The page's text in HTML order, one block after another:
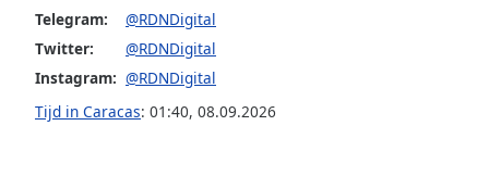
Opacity
Caption
Telegram:
@RDNDigital
Twitter:
@RDNDigital
Instagram: @RDNDigital
Tijd in Caracas: 01:40, 08.09.2026